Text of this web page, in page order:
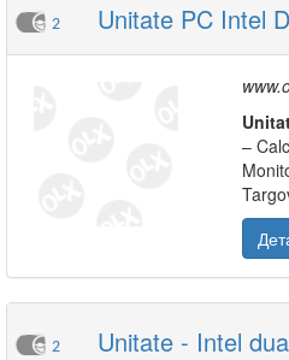
2 Unitate PC Intel
–
2 Unitate - Intel